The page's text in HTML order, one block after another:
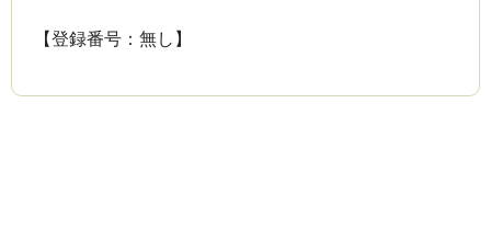
【登録番号：無し】